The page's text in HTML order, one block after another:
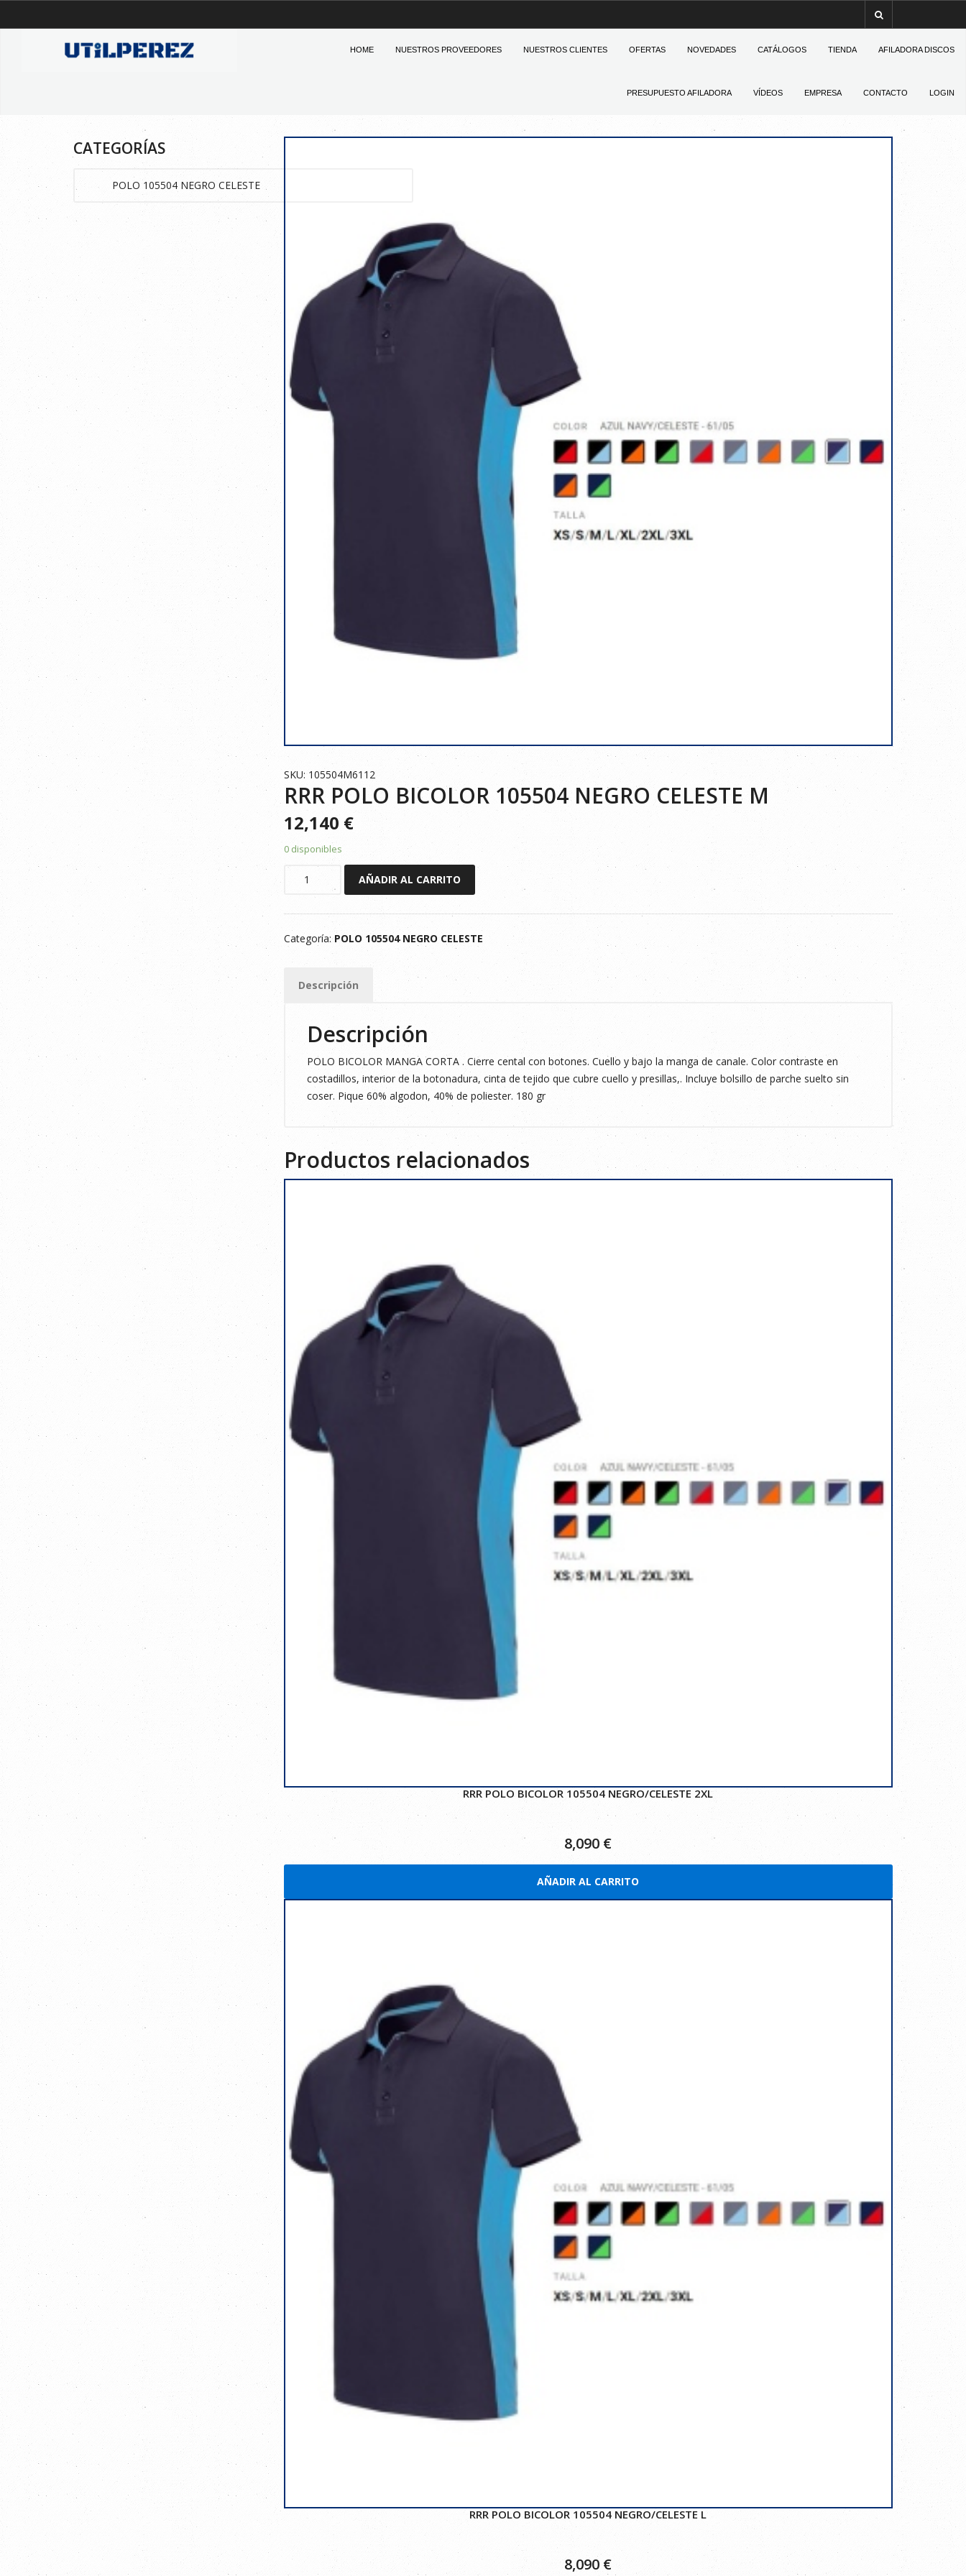
HOME NUESTROS PROVEEDORES NUESTROS CLIENTES OFERTAS NOVEDADES CATÁLOGOS TIENDA AFILADORA DISCOS
PRESUPUESTO AFILADORA VÍDEOS EMPRESA CONTACTO LOGIN
SKU: 105504M6112
RRR POLO BICOLOR 105504 NEGRO CELESTE M
12,140 €
0 disponibles
NEGRO
CELESTE
cantidad
AÑADIR AL CARRITO
Categoría:POLO 105504 NEGRO CELESTE
Descripción
Descripción
POLO BICOLOR MANGA CORTA . Cierre cental con botones. Cuello y bajo la manga de canale. Color contraste en
costadillos, interior de la botonadura, cinta de tejido que cubre cuello y presillas,. Incluye bolsillo de parche suelto sin
coser. Pique 60% algodon, 40% de poliester. 180 gr
Productos relacionados
RRR POLO BICOLOR 105504 NEGRO/CELESTE 2XL
8,090 €
AÑADIR AL CARRITO
RRR POLO BICOLOR 105504 NEGRO/CELESTE L
8,090 €
CATEGORÍAS